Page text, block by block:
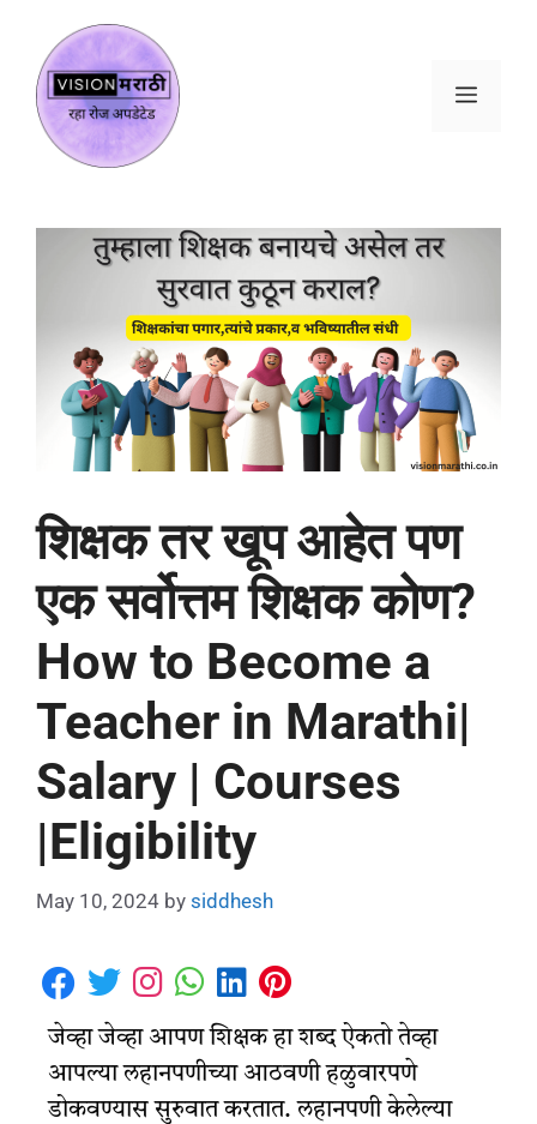
शिक्षक तर खूप आहेत पण
एक सर्वोत्तम शिक्षक कोण?
How to Become a
Teacher in Marathi|
Salary | Courses
|Eligibility
May 10, 2024 by siddhesh
जेव्हा जेव्हा आपण शिक्षक हा शब्द ऐकतो तेव्हा
आपल्या लहानपणीच्या आठवणी हळुवारपणे
डोकवण्यास सुरुवात करतात. लहानपणी केलेल्या